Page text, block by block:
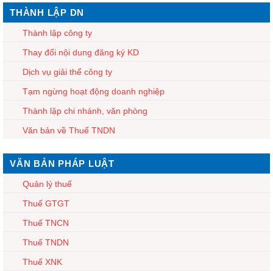
THÀNH LẬP DN
Thành lập công ty
Thay đổi nội dung đăng ký KD
Dịch vụ giải thể công ty
Tạm ngừng hoạt động doanh nghiệp
Thành lập chi nhánh, văn phòng
Văn bản về Thuế TNDN
VĂN BẢN PHÁP LUẬT
Quản lý thuế
Thuế GTGT
Thuế TNCN
Thuế TNDN
Thuế XNK